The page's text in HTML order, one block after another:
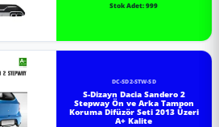
Stok Adet: 999
DC-SD2-STW-SD
S-Dizayn Dacia Sandero 2
Stepway Ön ve Arka Tampon
Koruma Difüzör Seti 2013 Üzeri
A+ Kalite